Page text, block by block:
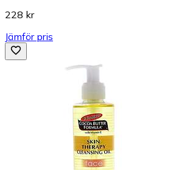
228 kr
Jämför pris